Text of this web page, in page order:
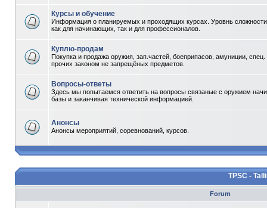
Курсы и обучение
Информация о планируемых и проходящих курсах. Уровнь
как для начинающих, так и для профессионалов.
Куплю-продам
Покупка и продажа оружия, зап.частей, боеприпасов, амуниции, спец.
прочих законом не запрещёных предметов.
Вопросы-ответы
Здесь мы попытаемся ответить на вопросы связаные с оружием
базы и заканчивая технической информацией.
Анонсы
Анонсы мероприятий, соревнований, курсов.
TPSC -
Forum